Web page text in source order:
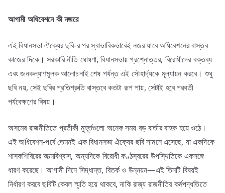
আগামীঅধিবেশনেকীনজরে
এই বিধানসভা ঐক্যের ছবি-র পর স্বাভাবিকভাবেই নজর যাবে অধিবেশনের বাস্তব
কাজের দিকে। সরকারি নীতি ঘোষণা, বিধানসভায় প্রশ্নোত্তর, বিরোধীদের বক্তব্য
এবং জনকল্যাণমূলক আলোচনাই শেষ পর্যন্ত এই সৌহার্দ্যকে মূল্যায়ন করবে। শুধু
ছবি নয়, সেই ছবির প্রতিশ্রুতি বাস্তবে কতটা রূপ পায়, সেটাই হবে পরবর্তী
পর্যবেক্ষণের বিষয়।
অসমের রাজনীতিতে প্রতীকী মুহূর্তগুলো অনেক সময় বড় বার্তার বাহক হয়ে ওঠে।
এই অধিবেশন-পর্বে তেমনই এক বিধানসভা ঐক্যের ছবি সামনে এসেছে, যা একদিকে
শাসকশিবিরের আত্মবিশ্বাস, অন্যদিকে বিরোধী কণ্ঠস্বরের উপস্থিতিকে একসঙ্গে
ধারণ করেছে। আগামী দিনে সিদ্ধান্ত, বিতর্ক ও উন্নয়ন—এই তিনটি বিষয়ই
নির্ধারণ করবে ছবিটি কেবল স্মৃতি হয়ে থাকবে, নাকি রাজ্য রাজনীতির কর্মপদ্ধতিতে